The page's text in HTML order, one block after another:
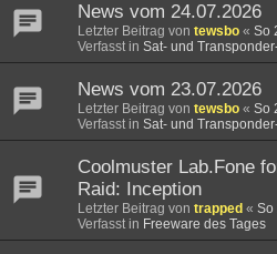
News vom 24.07.2026
Letzter Beitrag von tewsbo « So
Verfasst in Sat- und
News vom 23.07.2026
Letzter Beitrag von tewsbo « So
Verfasst in Sat- und
Coolmuster Lab.Fone
Raid: Inception
Letzter Beitrag von trapped « So
Verfasst in Freeware des Tages